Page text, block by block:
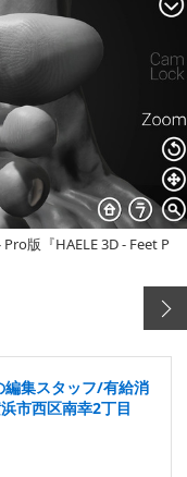
版『HAELE 3D - Feet P
編集スタッフ/有給消
市西区南幸2丁目